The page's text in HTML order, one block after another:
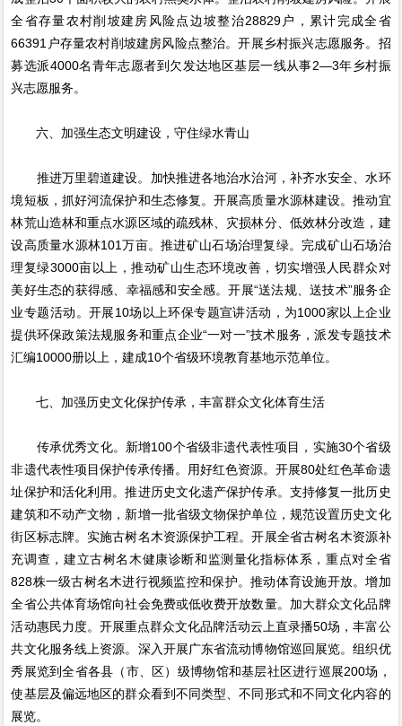
全省存量农村削坡建房风险点边坡整治28829户，累计完成全省
66391户存量农村削坡建房风险点整治。开展乡村振兴志愿服务。招
募选派4000名青年志愿者到欠发达地区基层一线从事2—3年乡村振
兴志愿服务。
六、加强生态文明建设，守住绿水青山
推进万里碧道建设。加快推进各地治水治河，补齐水安全、水环
境短板，抓好河流保护和生态修复。开展高质量水源林建设。推动宜
林荒山造林和重点水源区域的疏残林、灾损林分、低效林分改造，建
设高质量水源林101万亩。推进矿山石场治理复绿。完成矿山石场治
理复绿3000亩以上，推动矿山生态环境改善，切实增强人民群众对
美好生态的获得感、幸福感和安全感。开展“送法规、送技术”服务企
业专题活动。开展10场以上环保专题宣讲活动，为1000家以上企业
提供环保政策法规服务和重点企业“一对一”技术服务，派发专题技术
汇编10000册以上，建成10个省级环境教育基地示范单位。
七、加强历史文化保护传承，丰富群众文化体育生活
传承优秀文化。新增100个省级非遗代表性项目，实施30个省级
非遗代表性项目保护传承传播。用好红色资源。开展80处红色革命遗
址保护和活化利用。推进历史文化遗产保护传承。支持修复一批历史
建筑和不动产文物，新增一批省级文物保护单位，规范设置历史文化
街区标志牌。实施古树名木资源保护工程。开展全省古树名木资源补
充调查，建立古树名木健康诊断和监测量化指标体系，重点对全省
828株一级古树名木进行视频监控和保护。推动体育设施开放。增加
全省公共体育场馆向社会免费或低收费开放数量。加大群众文化品牌
活动惠民力度。开展重点群众文化品牌活动云上直录播50场，丰富公
共文化服务线上资源。深入开展广东省流动博物馆巡回展览。组织优
秀展览到全省各县（市、区）级博物馆和基层社区进行巡展200场，
使基层及偏远地区的群众看到不同类型、不同形式和不同文化内容的
展览。